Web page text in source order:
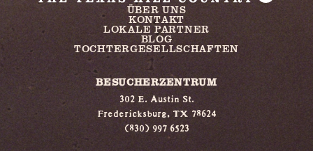
ÜBER UNS
KONTAKT
LOKALE PARTNER
BLOG
TOCHTERGESELLSCHAFTEN
BESUCHERZENTRUM
302 E. Austin St.
Fredericksburg, TX 78624
(830) 997 6523